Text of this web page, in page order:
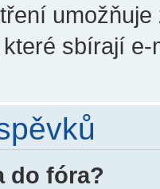
sbírají e-
do fóra?